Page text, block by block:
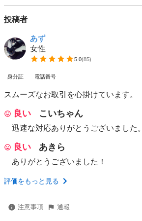
投稿者
あず
女性
5.0(85)
身分証 電話番号
スムーズなお取引を心掛けています。
良い こいちゃん
迅速な対応ありがとうございました。
良い あきら
ありがとうございました！
評価をもっと見る
注意事項 通報